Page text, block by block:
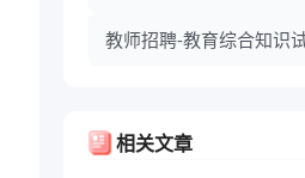
教师招聘-教育综合知识
相关文章